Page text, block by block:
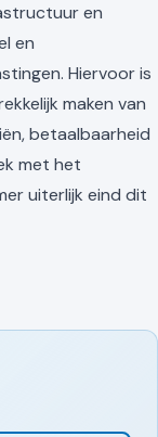
en
en
Hiervoor is
maken van
betaalbaarheid
met het
uiterlijk eind dit